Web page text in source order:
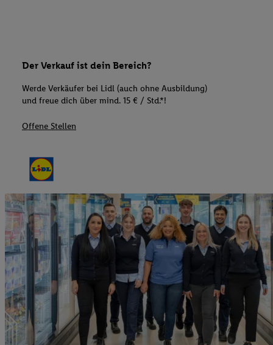
Der Verkauf ist dein Bereich?
Werde Verkäufer bei Lidl (auch ohne Ausbildung)
und freue dich über mind. 15 € / Std.*!
Offene Stellen